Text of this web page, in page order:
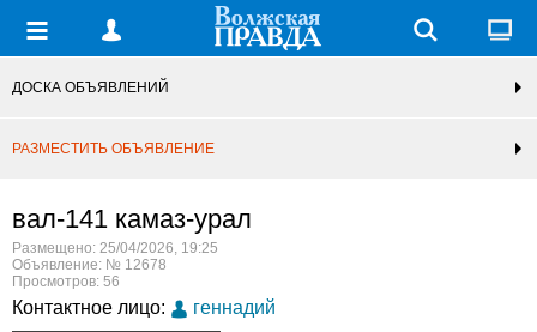
ДОСКА ОБЪЯВЛЕНИЙ
РАЗМЕСТИТЬ ОБЪЯВЛЕНИЕ
вал-141 камаз-урал
Размещено: 25/04/2026, 19:25
Объявление: № 12678
Просмотров: 56
Контактное лицо: геннадий